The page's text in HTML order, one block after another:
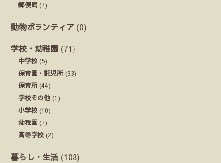
郵便局 (7)
動物ボランティア (0)
学校・幼稚園 (71)
中学校 (5)
保育園・託児所(33)
保育所(44)
学校その他 (1)
小学校 (10)
幼稚園 (7)
高等学校 (2)
暮らし・生活 (108)